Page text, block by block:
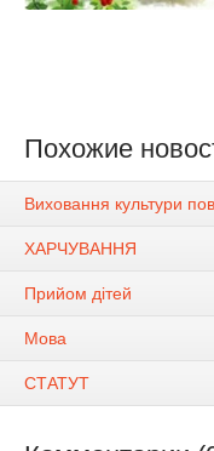
Похожие
Виховання культури
ХАРЧУВАННЯ
Прийом дітей
Мова
СТАТУТ